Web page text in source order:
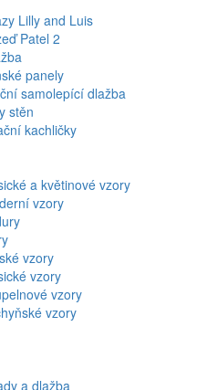
Lilly and Luis
Patel 2
panely
samolepící dlažba
stěn
kachličky
a květinové vzory
vzory
vzory
vzory
vzory
vzory
a dlažba